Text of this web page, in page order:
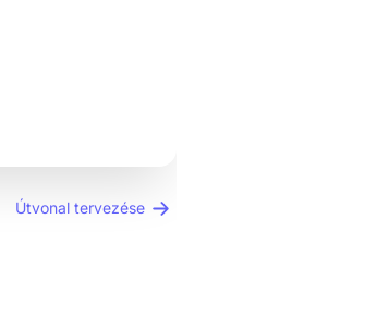
Útvonal tervezése